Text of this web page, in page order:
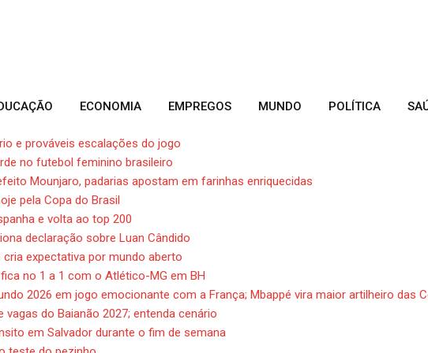
ECONOMIA EMPREGOS MUNDO POLÍTICA
e prováveis escalações do jogo
no futebol feminino brasileiro
Mounjaro, padarias apostam em farinhas enriquecidas
pela Copa do Brasil
e volta ao top 200
declaração sobre Luan Cândido
expectativa por mundo aberto
no 1 a 1 com o Atlético-MG em BH
2026 em jogo emocionante com a França; Mbappé vira maior artilheiro das
vagas do Baianão 2027; entenda cenário
em Salvador durante o fim de semana